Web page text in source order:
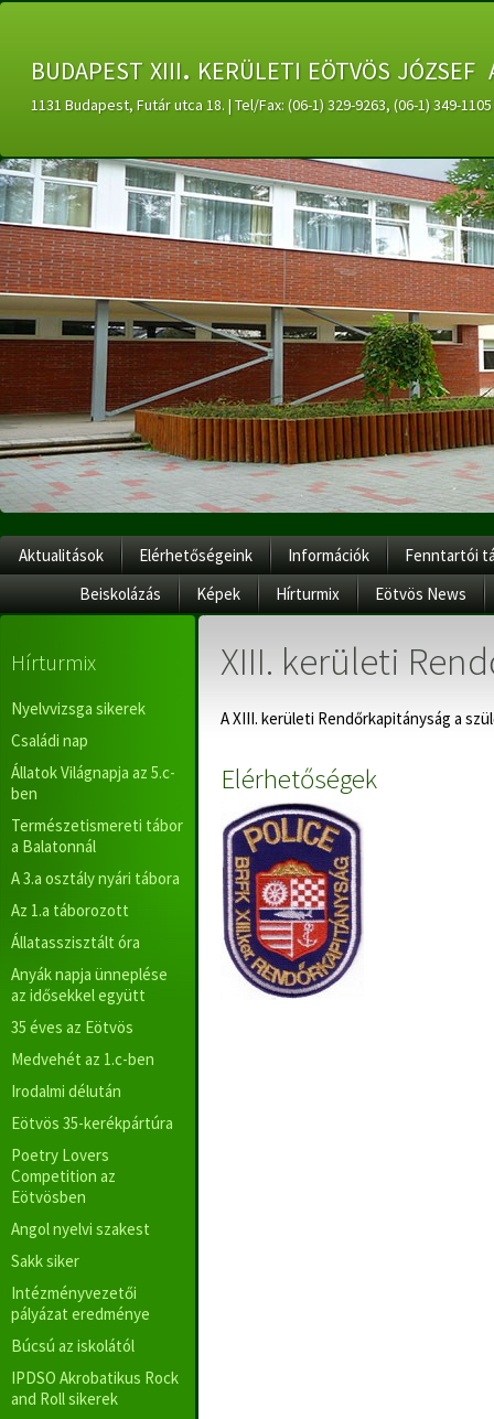
budapest xiii. kerületi eötvös
1131 Budapest, Futár utca 18. | Tel/Fax: (06-1) 329-9263, (06-1) 349-
Aktualitások Elérhetőségeink Információk
Fenntartói
Beiskolázás
Képek Hírturmix Eötvös News
Hírturmix
Nyelvvizsga sikerek
Családi nap
Állatok Világnapja az 5.c-
ben
Természetismereti tábor
a Balatonnál
A 3.a osztály nyári tábora
Az 1.a táborozott
Állatasszisztált óra
Anyák napja ünneplése
az idősekkel együtt
35 éves az Eötvös
Medvehét az 1.c-ben
Irodalmi délután
Eötvös 35-kerékpártúra
Poetry Lovers
Competition az
Eötvösben
Angol nyelvi szakest
Sakk siker
Intézményvezetői
pályázat eredménye
Búcsú az iskolától
IPDSO Akrobatikus Rock
and Roll sikerek
XIII. kerületi
A XIII. kerületi Rendőrkapitányság a
Elérhetőségek